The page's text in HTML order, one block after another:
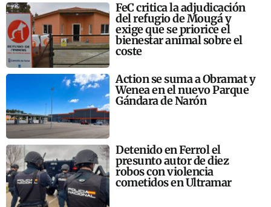
FeC critica la adjudicación
del refugio de Mougá y
exige que se priorice el
bienestar animal sobre el
coste
Action se suma a Obramat y
Wenea en el nuevo Parque
Gándara de Narón
Detenido en Ferrol el
presunto autor de diez
robos con violencia
cometidos en Ultramar